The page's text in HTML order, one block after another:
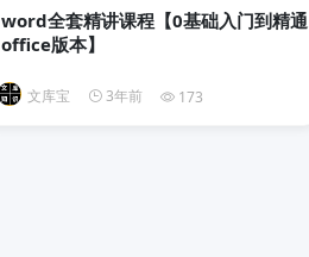
word全套精讲课程【0基础入门到精通
office版本】
文库宝 3年前 173